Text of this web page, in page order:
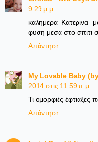
9:29 μ.μ.
καλημερα Κατερινα
φυση μεσα στο σπιτι
Απάντηση
My Lovable Baby
2014 στις 11:59 π.μ.
Τι ομορφιές έφτιαξες
Απάντηση